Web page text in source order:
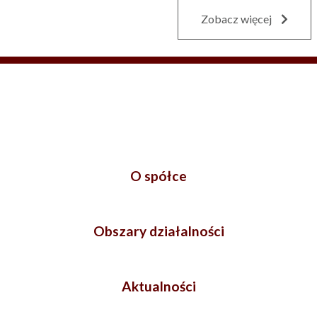
Zobacz więcej
O spółce
Obszary działalności
Aktualności